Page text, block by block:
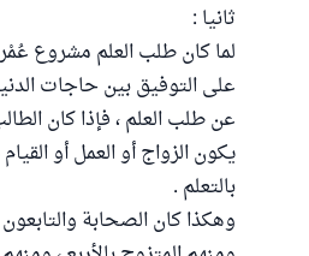
ثانيا :
لما كان طلب العلم مشروع عُمْر
على التوفيق بين حاجات
عن طلب العلم ، فإذا كان
يكون الزواج أو العمل أو
بالتعلم .
وهكذا كان الصحابة والتابعون